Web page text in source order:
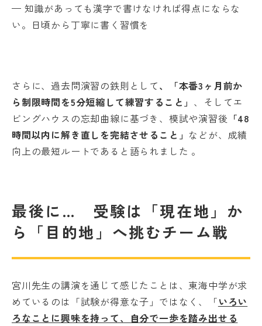
— 知識があっても漢字で書けなければ得点にならな
い。日頃から丁寧に書く習慣を
さらに、過去問演習の鉄則として、「本番3ヶ月前か
ら制限時間を5分短縮して練習すること」 、そしてエ
ビングハウスの忘却曲線に基づき、模試や演習後 「48
時間以内に解き直しを完結させること」 などが、成績
向上の最短ルートであると語られました 。
最後に… 受験は「現在地」か
ら「目的地」へ挑むチーム戦
宮川先生の講演を通じて感じたことは、東海中学が求
めているのは「試験が得意な子」ではなく、「いろい
ろなことに興味を持って、自分で一歩を踏み出せる